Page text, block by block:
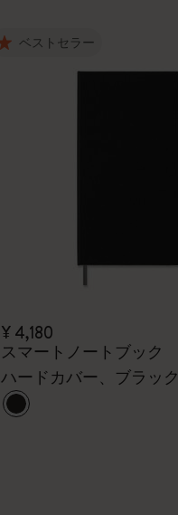
ベストセラー
¥ 4,180
スマートノートブック
ハードカバー、ブラック